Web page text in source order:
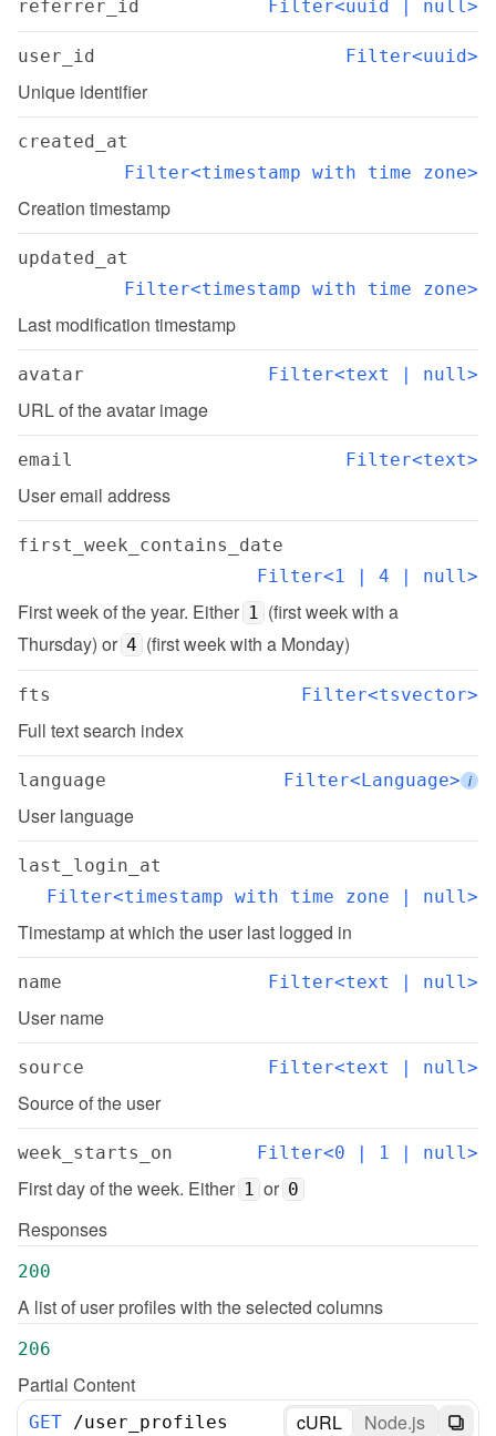
referrer_id Filter<uuid | null>
user_id Filter<uuid>
Unique identifier
created_at
Filter<timestamp with time zone>
Creation timestamp
updated_at
Filter<timestamp with time zone>
Last modification timestamp
avatar Filter<text | null>
URL of the avatar image
email Filter<text>
User email address
first_week_contains_date
Filter<1 | 4 | null>
First week of the year. Either 1 (first week with a
Thursday) or 4 (first week with a Monday)
fts Filter<tsvector>
Full text search index
language Filter<Language> i
User language
last_login_at
Filter<timestamp with time zone | null>
Timestamp at which the user last logged in
name Filter<text | null>
User name
source Filter<text | null>
Source of the user
week_starts_on Filter<0 | 1 | null>
First day of the week. Either 1 or 0
Responses
200
A list of user profiles with the selected columns
206
Partial Content
GET /user_profiles cURL Node.js